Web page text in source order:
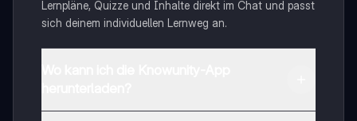
Lernpläne, Quizze und Inhalte direkt im Chat und passt
sich deinem individuellen Lernweg an.